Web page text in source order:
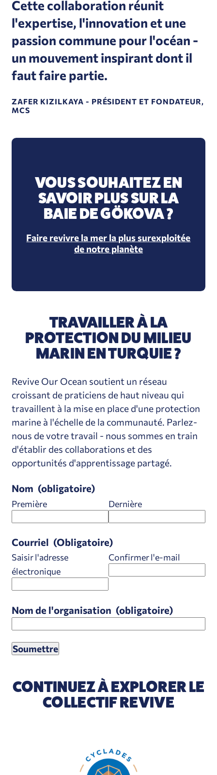
Cette collaboration réunit
l'expertise, l'innovation et une
passion commune pour l'océan -
un mouvement inspirant dont il
faut faire partie.
ZAFER KIZILKAYA - PRÉSIDENT ET FONDATEUR,
MCS
VOUS SOUHAITEZ EN
SAVOIR PLUS SUR LA
BAIE DE GÖKOVA ?
Faire revivre la mer la plus surexploitée
de notre planète
TRAVAILLER À LA
PROTECTION DU MILIEU
MARIN EN TURQUIE ?
Revive Our Ocean soutient un réseau
croissant de praticiens de haut niveau qui
travaillent à la mise en place d'une protection
marine à l'échelle de la communauté. Parlez-
nous de votre travail - nous sommes en train
d'établir des collaborations et des
opportunités d'apprentissage partagé.
Nom (obligatoire)
Première Dernière
Courriel (Obligatoire)
Saisir l'adresse
électronique
Confirmer l'e-mail
Nom de l'organisation (obligatoire)
CONTINUEZ À EXPLORER LE
COLLECTIF REVIVE